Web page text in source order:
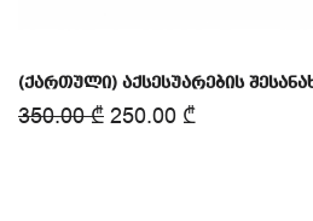
(ქართული) აქსესუარების
350.00₾ 250.00 ₾